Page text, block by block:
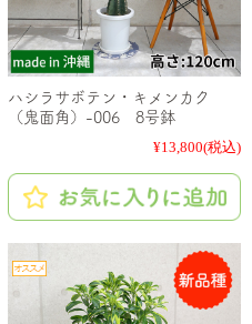
ハシラサボテン・キメンカク
（鬼面角）-006 8号鉢
¥13,800(税込)